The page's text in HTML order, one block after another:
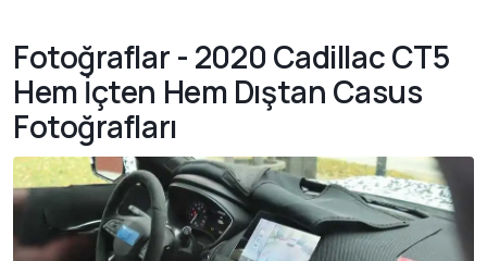
Fotoğraflar - 2020 Cadillac CT5
Hem İçten Hem Dıştan Casus
Fotoğrafları